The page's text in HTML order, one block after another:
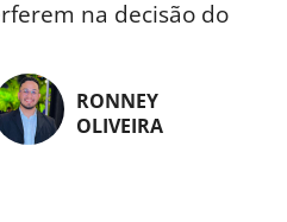
na decisão do
RONNEY
OLIVEIRA